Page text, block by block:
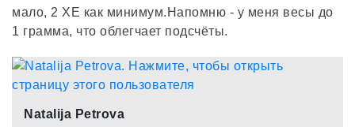
мало, 2 ХЕ как минимум.Напомню - у меня весы до
1 грамма, что облегчает подсчёты.
Natalija Petrova